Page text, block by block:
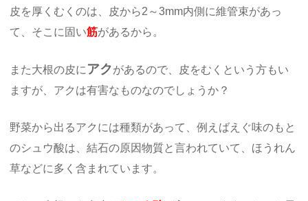
皮を厚くむくのは、皮から2～3mm内側に維管束があっ
て、そこに固い筋があるから。
また大根の皮に アクがあるので、皮をむくという方もい
ますが、アクは有害なものなのでしょうか？
野菜から出るアクには種類があって、例えばえぐ味のもと
のシュウ酸は、結石の原因物質と言われていて、ほうれん
草などに多く含まれています。